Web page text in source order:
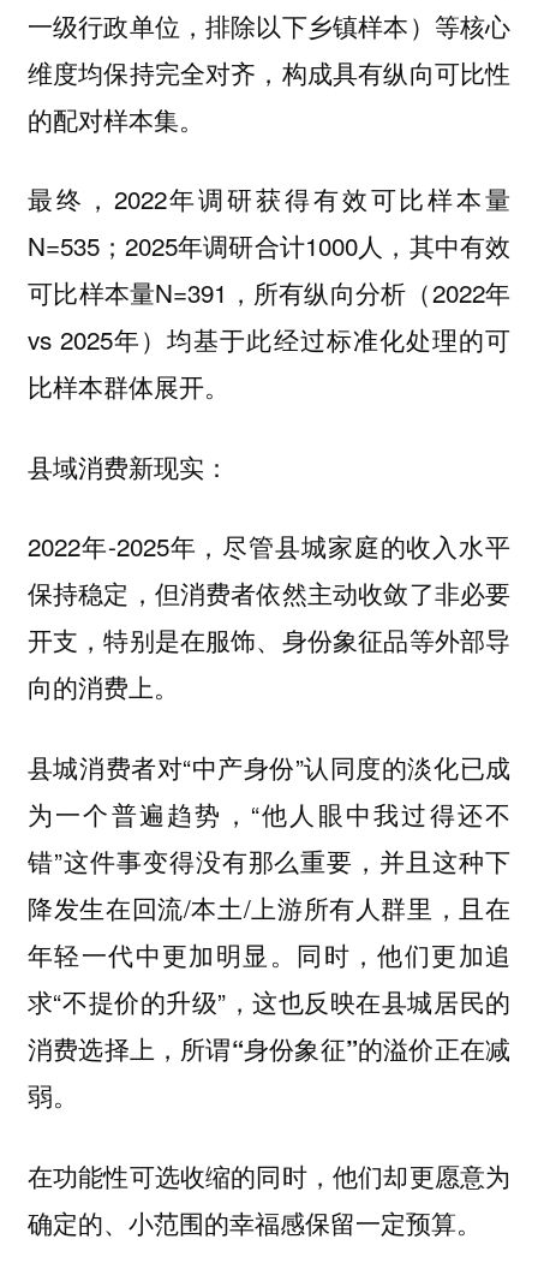
一级行政单位，排除以下乡镇样本）等核心
维度均保持完全对齐，构成具有纵向可比性
的配对样本集。
最终，2022年调研获得有效可比样本量
N=535；2025年调研合计1000人，其中有效
可比样本量N=391，所有纵向分析（2022年
vs 2025年）均基于此经过标准化处理的可
比样本群体展开。
县域消费新现实：
2022年-2025年，尽管县城家庭的收入水平
保持稳定，但消费者依然主动收敛了非必要
开支，特别是在服饰、身份象征品等外部导
向的消费上。
县城消费者对“中产身份”认同度的淡化已成
为一个普遍趋势，“他人眼中我过得还不
错”这件事变得没有那么重要，并且这种下
降发生在回流/本土/上游所有人群里，且在
年轻一代中更加明显。同时，他们更加追
求“不提价的升级”，这也反映在县城居民的
消费选择上， 所谓“身份象征”的溢价正在减
弱。
在功能性可选收缩的同时，他们却更愿意为
确定的、小范围的幸福感保留一定预算。